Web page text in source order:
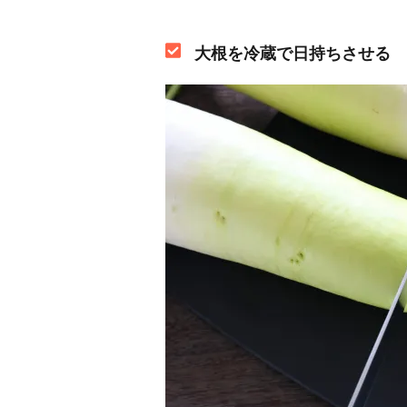
大根を冷蔵で日持ちさせる